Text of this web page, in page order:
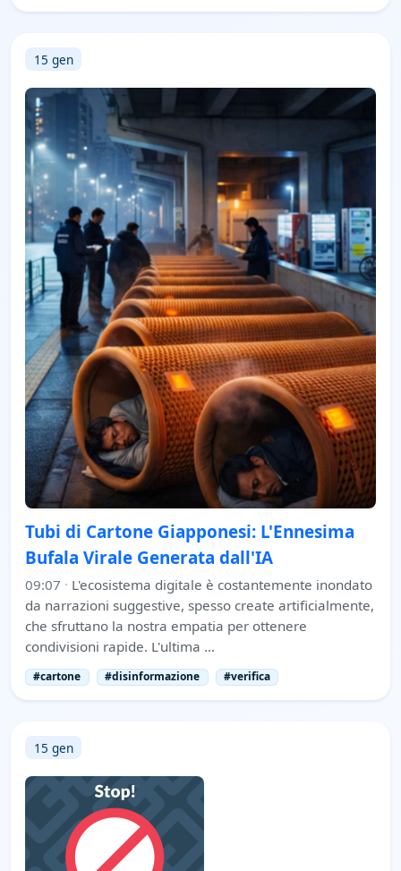
15 gen
Tubi di Cartone Giapponesi: L'Ennesima
Bufala Virale Generata dall'IA
09:07 · L'ecosistema digitale è costantemente inondato
da narrazioni suggestive, spesso create artificialmente,
che sfruttano la nostra empatia per ottenere
condivisioni rapide. L'ultima …
#cartone #disinformazione #verifica
15 gen